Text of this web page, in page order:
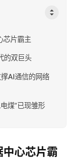
芯片霸主
的双巨头
AI通信的网络
煤”已现雏形
心芯片霸